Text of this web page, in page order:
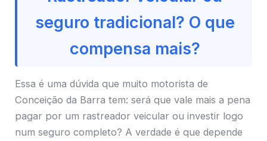
seguro tradicional? O que
compensa mais?
Essa é uma dúvida que muito motorista de
Conceição da Barra tem: será que vale mais a pena
pagar por um rastreador veicular ou investir logo
num seguro completo? A verdade é que depende